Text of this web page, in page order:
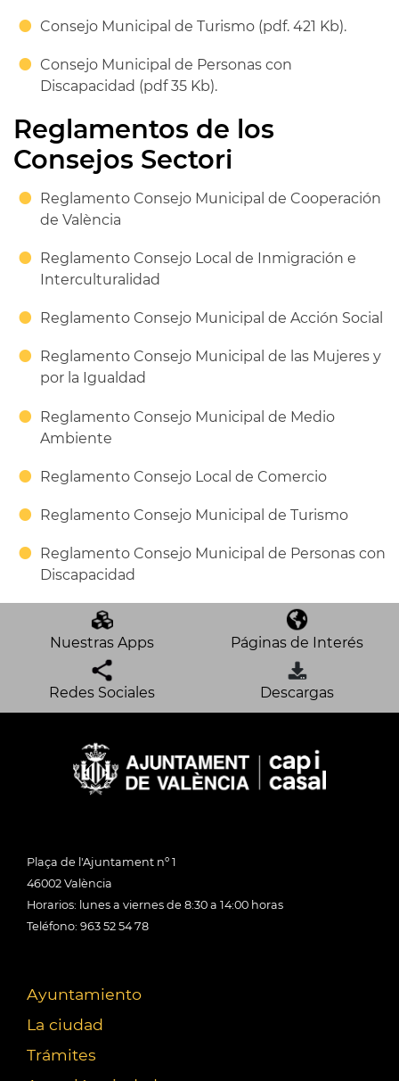
Consejo Municipal de Turismo (pdf. 421 Kb).
Consejo Municipal de Personas con
Discapacidad (pdf 35 Kb).
Reglamentos de los
Consejos Sectori
Reglamento Consejo Municipal de Cooperación
de València
Reglamento Consejo Local de Inmigración e
Interculturalidad
Reglamento Consejo Municipal de Acción Social
Reglamento Consejo Municipal de las Mujeres y
por la Igualdad
Reglamento Consejo Municipal de Medio
Ambiente
Reglamento Consejo Local de Comercio
Reglamento Consejo Municipal de Turismo
Reglamento Consejo Municipal de Personas con
Discapacidad
Nuestras Apps Páginas de Interés
Redes Sociales Descargas
Plaça de l'Ajuntament nº 1
46002 València
Horarios: lunes a viernes de 8:30 a 14:00 horas
Teléfono: 963 52 54 78
Ayuntamiento
La ciudad
Trámites